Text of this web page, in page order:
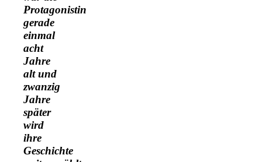
Protagonistin
gerade
einmal
acht
Jahre
alt und
zwanzig
Jahre
später
wird
ihre
Geschichte